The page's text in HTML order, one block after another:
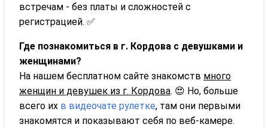
встречам - без платы и сложностей с
регистрацией. ✅
Где познакомиться в г. Кордова с девушками и
женщинами?
На нашем бесплатном сайте знакомств много
женщин и девушек из г. Кордова. 😍 Но, больше
всего их в видеочате рулетке, там они первыми
знакомятся и показывают себя по веб-камере.